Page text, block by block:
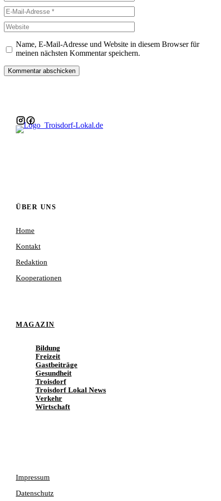
E-
Mail-
Adresse
Website
Name, E-Mail-Adresse und Website in diesem Browser für
meinen nächsten Kommentar speichern.
ÜBER UNS
Home
Kontakt
Redaktion
Kooperationen
MAGAZIN
Bildung
Freizeit
Gastbeiträge
Gesundheit
Troisdorf
Troisdorf Lokal News
Verkehr
Wirtschaft
Impressum
Datenschutz